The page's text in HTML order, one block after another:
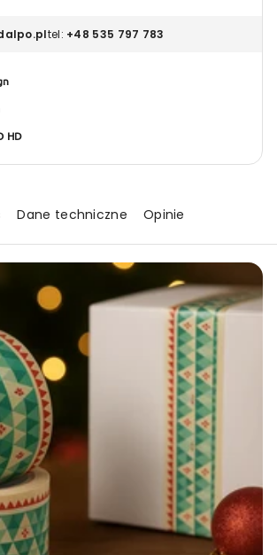
PHOTO
tel: +48 535 797 783
HD
Dane techniczne Opinie